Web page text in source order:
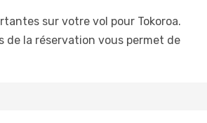
sur votre vol pour Tokoroa.
de la réservation vous permet de